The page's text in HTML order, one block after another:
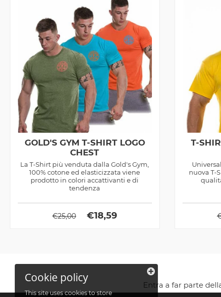
GOLD'S GYM T-SHIRT LOGO
CHEST
La T-Shirt più venduta dalla Gold's Gym,
100% cotone ed elasticizzata viene
prodotto in colori accattivanti e di
tendenza
€25,00 €18,59
T-
nuova T-
Entra a far parte
Cookie policy
This site uses cookies to store